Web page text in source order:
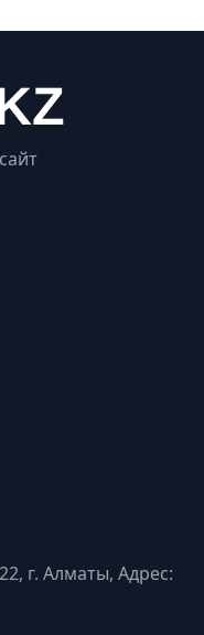
г. Алматы, Адрес: